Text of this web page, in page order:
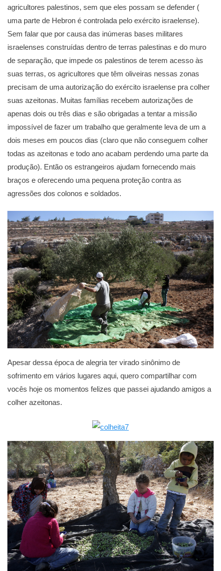
agricultores palestinos, sem que eles possam se defender (
uma parte de Hebron é controlada pelo exército israelense).
Sem falar que por causa das inúmeras bases militares
israelenses construídas dentro de terras palestinas e do muro
de separação, que impede os palestinos de terem acesso às
suas terras, os agricultores que têm oliveiras nessas zonas
precisam de uma autorização do exército israelense pra colher
suas azeitonas. Muitas famílias recebem autorizações de
apenas dois ou três dias e são obrigadas a tentar a missão
impossível de fazer um trabalho que geralmente leva de um a
dois meses em poucos dias (claro que não conseguem colher
todas as azeitonas e todo ano acabam perdendo uma parte da
produção). Então os estrangeiros ajudam fornecendo mais
braços e oferecendo uma pequena proteção contra as
agressões dos colonos e soldados.
Apesar dessa época de alegria ter virado sinônimo de
sofrimento em vários lugares aqui, quero compartilhar com
vocês hoje os momentos felizes que passei ajudando amigos a
colher azeitonas.